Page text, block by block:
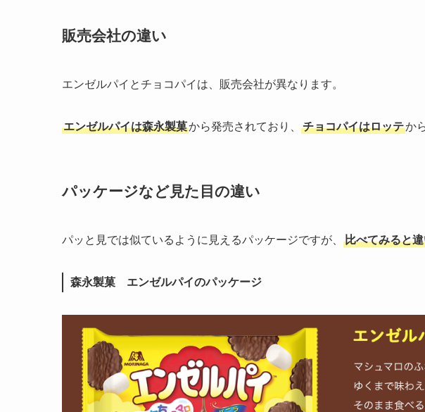
販売会社の違い
エンゼルパイとチョコパイは、販売会社が異なります。
エンゼルパイは森永製菓から発売されており、 チョコパイはロッテか
パッケージなど見た目の違い
パッと見では似ているように見えるパッケージですが、 比べてみると
森永製菓 エンゼルパイのパッケージ